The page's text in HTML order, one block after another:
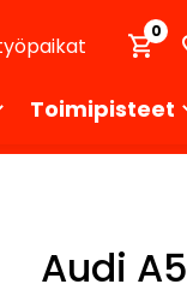
0
Toimipisteet
Audi A5